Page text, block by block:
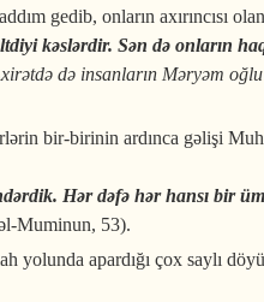
gedib, onların axırıncısı
kəslərdir. Sən də onların
də insanların Məryəm
bir-birinin ardınca gəlişi
Hər dəfə hər hansı bir
Muminun, 53).
yolunda apardığı çox saylı